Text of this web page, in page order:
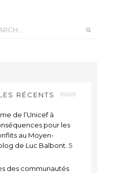
RÉCENTS
de l’Unicef à
pour les
au Moyen-
de Luc Balbont. 5
des communautés